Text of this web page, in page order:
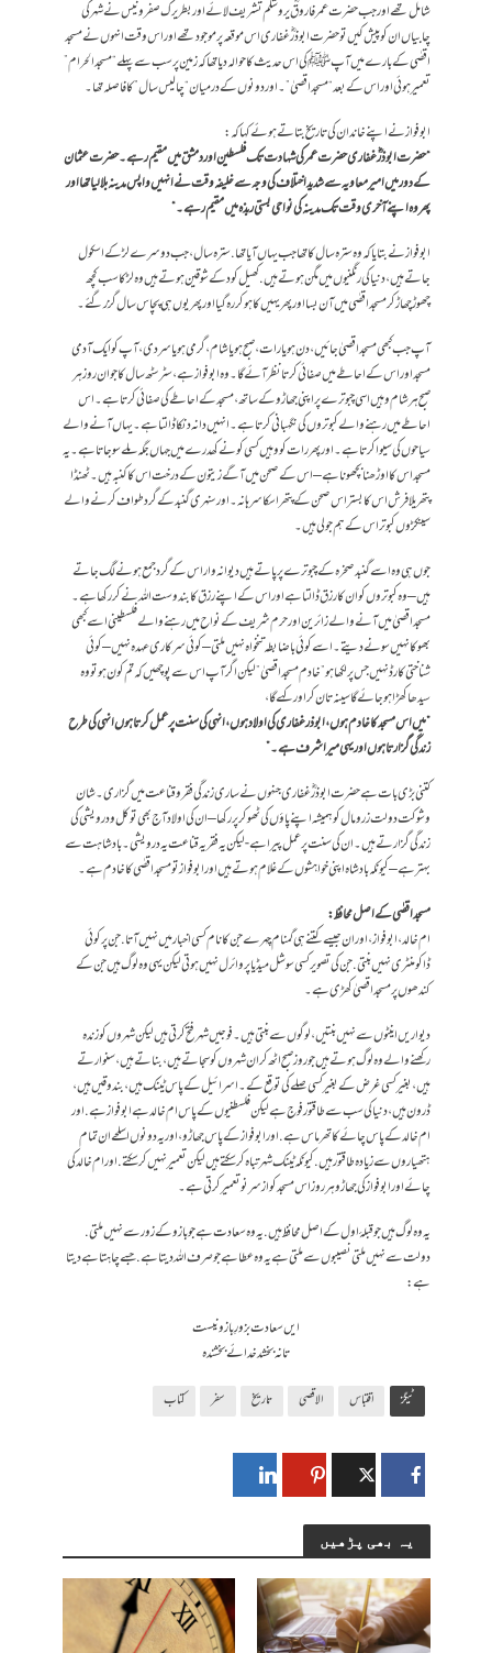
شامل تھے اور جب حضرت عمر فاروقؓ یروشلم تشریف لائے اور بطریرک صفرونیس نے شہر کی
چابیاں ان کو پیش کیں تو حضرت ابوذرؓ غفاری اس موقعہ پر موجود تھے اور اس وقت انہوں نے مسجد
اقصٰی کے بارے میں آپﷺ کی اس حدیث کا حوالہ دیا تھا کہ زمین پر سب سے پہلے “ مسجد الحرام”
تعمیر ہوئی اور اس کے بعد “ مسجد اقصیٰ”۔ اور دونوں کے درمیان “ چالیس سال” کا فاصلہ تھا ۔
ابو فواز نے اپنے خاندان کی تاریخ بتاتے ہوئے کہا کہ:
“حضرت ابوذرؓ غفاری حضرت عمر کی شہادت تک فلسطین اور دمشق میں مقیم رہے ۔ حضرت عثمان
کے دور میں امیر معاویہ سے شدید اختلاف کی وجہ سے خلیفہ وقت نے انہیں واپس مدینہ بلا لیاتھا اور
پھر وہ اپنے آخری وقت تک مدینہ کی نواحی بستی ربذہ میں مقیم رہے ۔ “
ابو فواز نے بتایا کہ وہ سترہ سال کا تھا جب یہاں آیا تھا .سترہ سال، جب دوسرے لڑکے اسکول
جاتے ہیں، دنیا کی رنگنیوں میں مگن ہوتے ہیں . کھیل کود کے شوقین ہوتے ہیں وہ لڑکا سب کچھ
چھوڑچھاڑ کر مسجد اقصٰی میں آن بسا اور پھر یہیں کا ہو کر رہ گیا اور پھر یوں ہی پچاس سال گزر گئے۔
آپ جب کبھی مسجد اقصیٰ جائیں ،دن ہو یا رات ، صبح ہو یا شام ، گرمی ہو یا سردی ، آپ کو ایک آدمی
مسجد اور اس کے احاطے میں صفائی کرتا نظر آئے گا۔ وہ ابو فواز ہے، سٹرسٹھ سال کا جوان روز ہر
صبح ہر شام وہیں اسی چبوترے پر اپنی جھاڑو کے ساتھ، مسجد کے احاطے کی صفائی کرتا ہے ۔ اس
احاطے میں رہنے والے کبوتروں کی نگہبانی کرتا ہے ۔ انہیں دانہ دنکا ڈالتا ہے ۔ یہاں آنے والے
سیاحوں کی سیوا کرتا ہے ۔ اور پھر رات کو وہیں کسی کونے کھدرے میں جہاں جگہ ملے سو جاتا ہے ۔ یہ
مسجد اس کااوڑھنا بچھونا ہے – اس کے صحن میں آگے زیتون کے درخت اس کاکنبہ ہیں ۔ ٹھنڈا
پتھریلا فرش اس کابستر اس صحن کے پتھر اسکا سرہانہ ۔ اور سنہری گنبد کے گرد طواف کرنے والے
سینکڑوں کبوتر اس کے ہم جولی ہیں۔
جوں ہی وہ اسے گنبد صخرہ کے چبوترے پر پاتے ہیں دیوانہ وار اس کے گرد جمع ہونے لگ جاتے
ہیں – وہ کبوتروں کو ان کا رزق ڈالتا ہے اور اس کے اپنے رزق کا بندوست اللہ نے کر رکھا ہے ۔
مسجد اقصیٰ میں آنے والے زائرین اور حرم شریف کے نواح میں رہنے والے فلسطینی اسے کبھی
بھوکا نہیں سونے دیتے ۔ اسے کوئی باضابطہ تنخواہ نہیں ملتی – کوئی سرکاری عہدہ نہیں – کوئی
شناختی کارڈ نہیں جس پر لکھا ہو ”خادم مسجد اقصیٰ” لیکن اگر آپ اس سے پوچھیں کہ تم کون ہو تو وہ
سیدھا کھڑا ہو جائے گا سینہ تان کر اور کہے گا،
”میں اس مسجد کا خادم ہوں، ابو ذر غفاری کی اولاد ہوں، انہی کی سنت پر عمل کرتا ہوں انہی کی طرح
زندگی گزارتا ہوں اور یہی میرا شرف ہے۔”
کتنی بڑی بات ہے حضرت ابوذرؓ غفاری جنہوں نے ساری زندگی فقر وقناعت میں گزاری ۔ شان
وشوکت دولت زر ومال کو ہمیشہ اپنے پاؤں کی ٹھوکر پر رکھا – ان کی اولاد آج بھی توکل و درویشی کی
زندگی گزارتے ہیں ۔ ان کی سنت پر عمل پیرا ہے- لیکن یہ فقر یہ قناعت یہ درویشی ۔ بادشاہت سے
بہتر ہے – کیونکہ بادشاہ اپنی خواہشوں کے غلام ہوتے ہیں اور ابو فواز تو مسجد اقصٰی کا خادم ہے ۔
مسجد اقصٰی کے اصل محافظ :
ام خالد ،ابو فواز، اور ان جیسے کتنے ہی گمنام چہرے جن کا نام کسی اخبار میں نہیں آتا. جن پر کوئی
ڈاکومنٹری نہیں بنتی.جن کی تصویر کسی سوشل میڈیا پر وائرل نہیں ہوتی لیکن یہی وہ لوگ ہیں جن کے
کندھوں پر مسجد اقصیٰ کھڑی ہے۔
دیواریں اینٹوں سے نہیں بنتیں، لوگوں سے بنتی ہیں۔فوجیں شہر فتح کرتی ہیں لیکن شہروں کو زندہ
رکھنے والے وہ لوگ ہوتے ہیں جو روز صبح اٹھ کر ان شہروں کو سجاتے ہیں، بناتے ہیں، سنوارتے
ہیں، بغیر کسی غرض کے بغیر کسی صلے کی توقع کے۔اسرائیل کے پاس ٹینک ہیں، بندوقیں ہیں،
ڈرون ہیں، دنیا کی سب سے طاقتور فوج ہے لیکن فلسطنیوں کے پاس ام خالد ہے ابو فواز ہے . اور
ام خالد کے پاس چائے کا تھرماس ہے. اور ابو فواز کے پاس جھاڑو، اور یہ دونوں اسلحے ان تمام
ہتھیاروں سے زیادہ طاقتور ہیں. کیونکہ ٹینک شہر تباہ کر سکتے ہیں لیکن تعمیر نہیں کر سکتے. اور ام خالد کی
چائے اور ابو فواز کی جھاڑو ہر روز اس مسجد کو از سر نو تعمیر کرتی ہے۔
یہ وہ لوگ ہیں جو قبلۂ اول کے اصل محافظ ہیں. یہ وہ سعادت ہے جو بازو کے زور سے نہیں ملتی.
دولت سے نہیں ملتی نصیبوں سے ملتی ہے یہ وہ عطا ہے جو صرف اللہ دیتا ہے. جسے چاہتا ہے دیتا
ہے:
ایں سعادت بزورِ بازو نیست
تا نہ بخشد خدائے بخشندہ
ٹیگز اقتباس الاقصی تاریخ سفر کتاب
یہ بھی پڑھیں